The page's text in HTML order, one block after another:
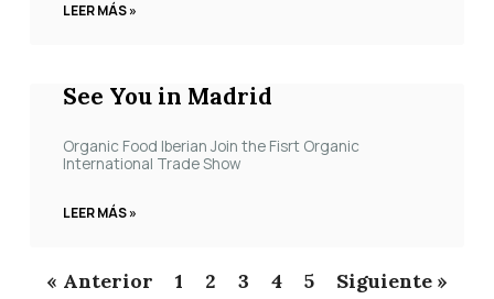
LEER MÁS »
See You in Madrid
Organic Food Iberian Join the Fisrt Organic
International Trade Show
LEER MÁS »
« Anterior 1 2 3 4 5 Siguiente »